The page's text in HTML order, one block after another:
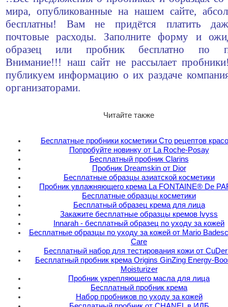
мира, опубликованные на нашем сайте,
бесплатны! Вам не придётся платить
почтовые расходы. Заполните форму и
образец или пробник бесплатно по
Внимание!!! наш сайт не рассылает
публикуем информацию о их раздаче
организаторами.
Читайте также
Бесплатные пробники косметики Сто рецептов
Попробуйте новинку от La Roche-Posay
Бесплатный пробник Clarins
Пробник Dreamskin от Dior
Бесплатные образцы азиатской косметики
Пробник увлажняющего крема La FONTAINE® De
Бесплатные образцы косметики
Бесплатный образец крема для лица
Закажите бесплатные образцы кремов Ivyss
Innarah - бесплатный образец по уходу за кожей
Бесплатные образцы по уходу за кожей от Mario
Care
Бесплатный набор для тестирования кожи от
Бесплатный пробник крема Origins GinZing Energy-
Moisturizer
Пробник укрепляющего масла для лица
Бесплатный пробник крема
Набор пробников по уходу за кожей